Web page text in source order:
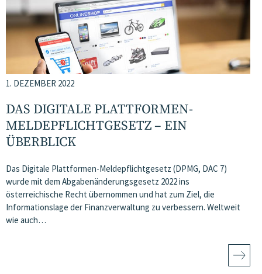
1. DEZEMBER 2022
DAS DIGITALE PLATTFORMEN-
MELDEPFLICHTGESETZ – EIN
ÜBERBLICK
Das Digitale Plattformen-Meldepflichtgesetz (DPMG, DAC 7)
wurde mit dem Abgabenänderungsgesetz 2022 ins
österreichische Recht übernommen und hat zum Ziel, die
Informationslage der Finanzverwaltung zu verbessern. Weltweit
wie auch…